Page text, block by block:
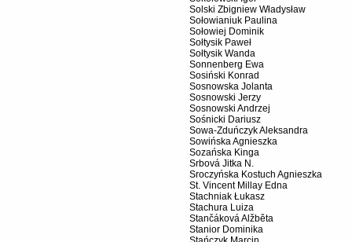
Solski Zbigniew Władysław
Sołowianiuk Paulina
Sołowiej Dominik
Sołtysik Paweł
Sołtysik Wanda
Sonnenberg Ewa
Sosiński Konrad
Sosnowska Jolanta
Sosnowski Jerzy
Sosnowski Andrzej
Sośnicki Dariusz
Sowa-Zduńczyk Aleksandra
Sowińska Agnieszka
Sozańska Kinga
Srbová Jitka N.
Sroczyńska Kostuch Agnieszka
St. Vincent Millay Edna
Stachniak Łukasz
Stachura Luiza
Stančáková Alžběta
Stanior Dominika